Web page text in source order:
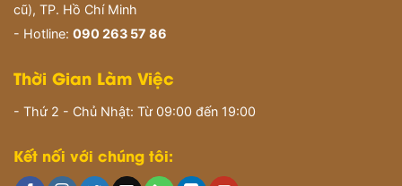
cũ), TP. Hồ Chí Minh
- Hotline: 090 263 57 86
Thời Gian Làm Việc
- Thứ 2 - Chủ Nhật: Từ 09:00 đến 19:00
Kết nối với chúng tôi: